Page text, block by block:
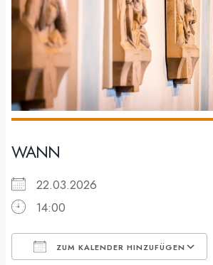
WANN
22.03.2026
14:00
ZUM KALENDER HINZUFÜGEN